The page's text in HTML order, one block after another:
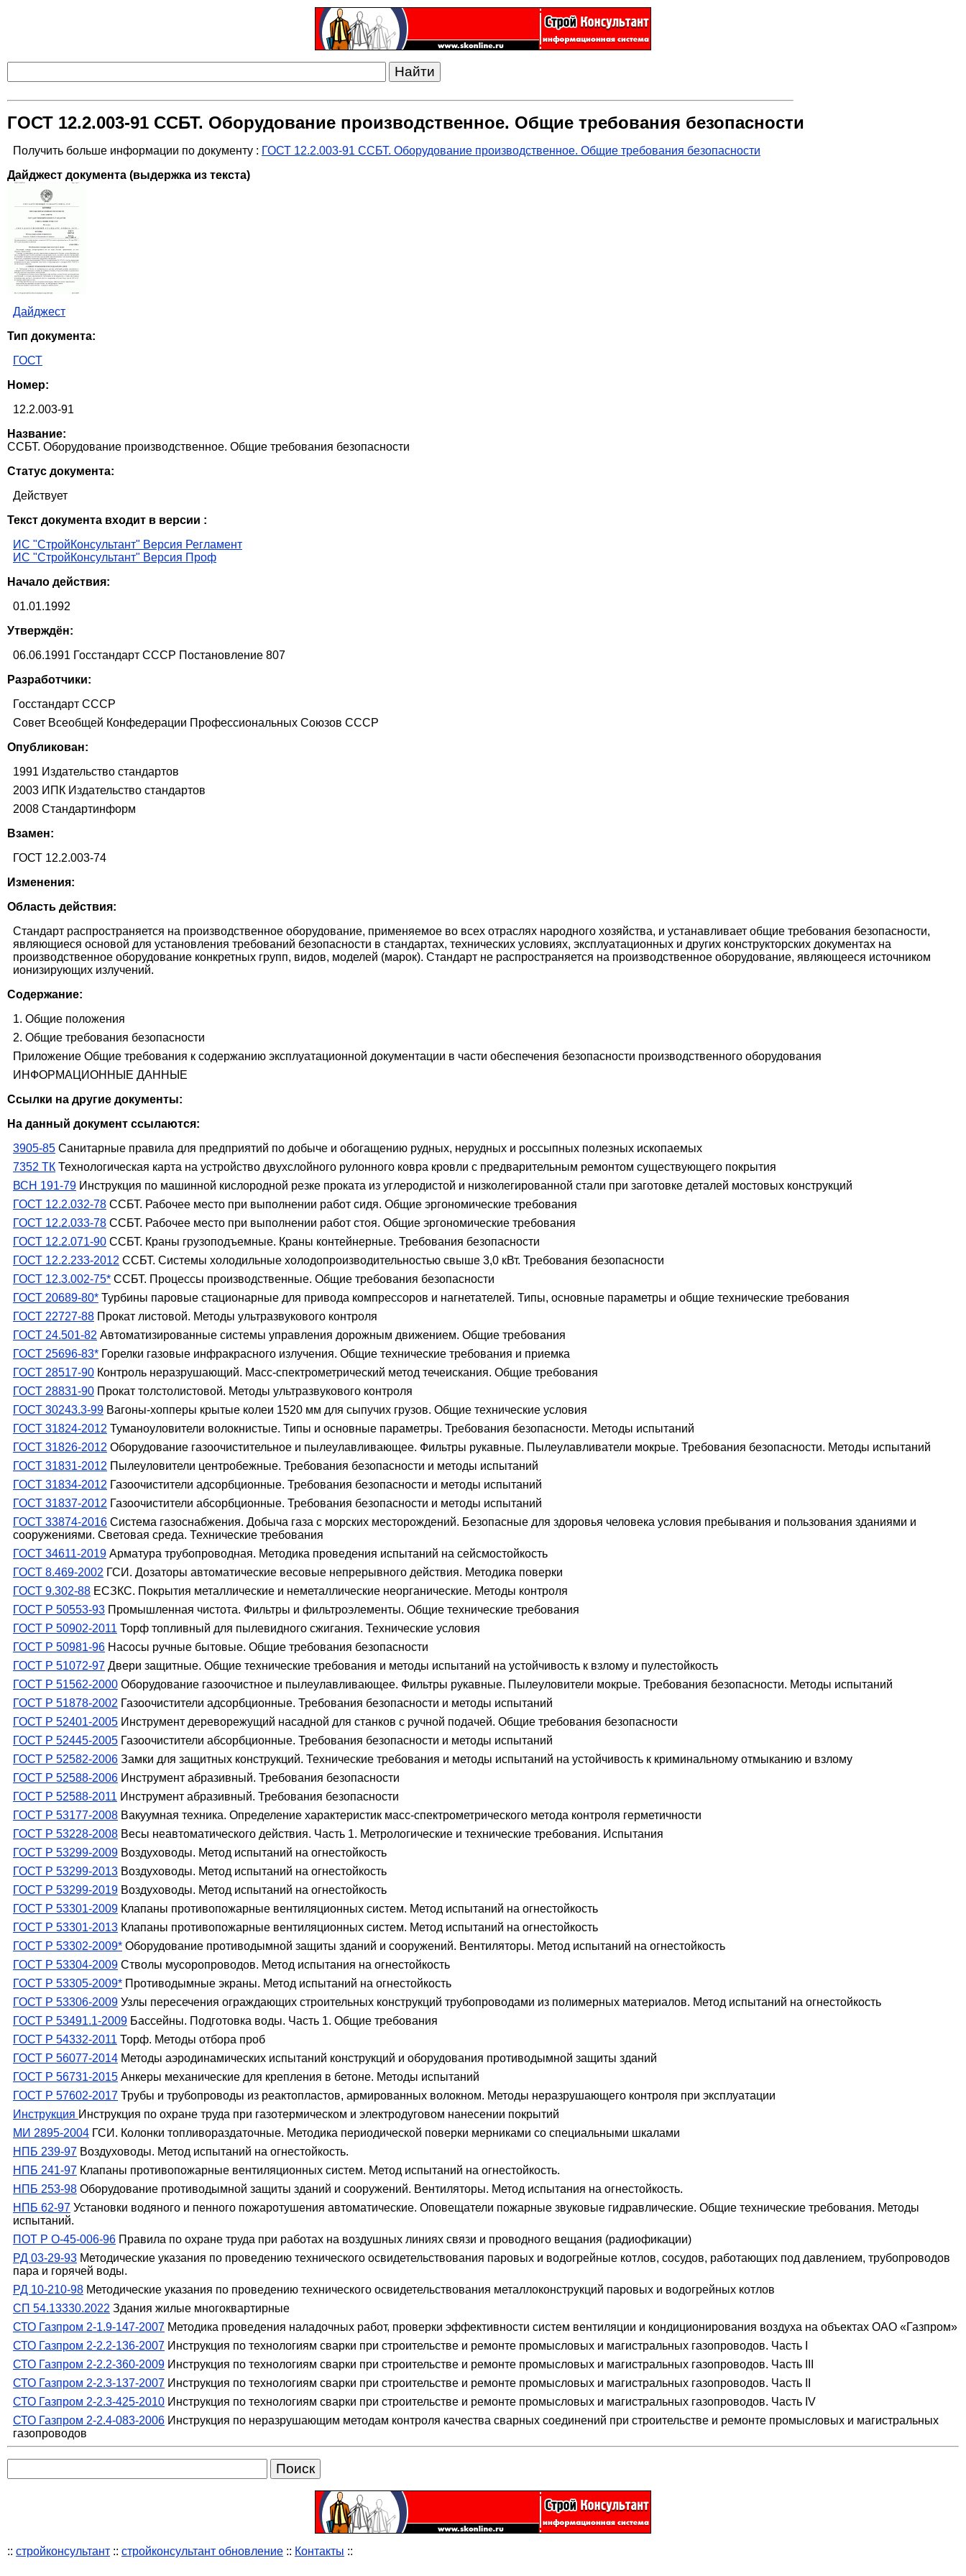
ГОСТ 12.2.003-91 ССБТ. Оборудование производственное. Общие требования безопасности
Получить больше информации по документу : ГОСТ 12.2.003-91 ССБТ. Оборудование производственное. Общие требования безопасности
Дайджест документа (выдержка из текста)
Дайджест
Тип документа:
ГОСТ
Номер:
12.2.003-91
Название:
ССБТ. Оборудование производственное. Общие требования безопасности
Статус документа:
Действует
Текст документа входит в версии :
ИС "СтройКонсультант" Версия Регламент
ИС "СтройКонсультант" Версия Проф
Начало действия:
01.01.1992
Утверждён:
06.06.1991 Госстандарт СССР Постановление 807
Разработчики:
Госстандарт СССР
Совет Всеобщей Конфедерации Профессиональных Союзов СССР
Опубликован:
1991 Издательство стандартов
2003 ИПК Издательство стандартов
2008 Стандартинформ
Взамен:
ГОСТ 12.2.003-74
Изменения:
Область действия:
Стандарт распространяется на производственное оборудование, применяемое во всех отраслях народного хозяйства, и устанавливает общие требования безопасности,
являющиеся основой для установления требований безопасности в стандартах, технических условиях, эксплуатационных и других конструкторских документах на
производственное оборудование конкретных групп, видов, моделей (марок). Стандарт не распространяется на производственное оборудование, являющееся источником
ионизирующих излучений.
Содержание:
1. Общие положения
2. Общие требования безопасности
Приложение Общие требования к содержанию эксплуатационной документации в части обеспечения безопасности производственного оборудования
ИНФОРМАЦИОННЫЕ ДАННЫЕ
Ссылки на другие документы:
На данный документ ссылаются:
3905-85 Санитарные правила для предприятий по добыче и обогащению рудных, нерудных и россыпных полезных ископаемых
7352 ТК Технологическая карта на устройство двухслойного рулонного ковра кровли с предварительным ремонтом существующего покрытия
ВСН 191-79 Инструкция по машинной кислородной резке проката из углеродистой и низколегированной стали при заготовке деталей мостовых конструкций
ГОСТ 12.2.032-78 ССБТ. Рабочее место при выполнении работ сидя. Общие эргономические требования
ГОСТ 12.2.033-78 ССБТ. Рабочее место при выполнении работ стоя. Общие эргономические требования
ГОСТ 12.2.071-90 ССБТ. Краны грузоподъемные. Краны контейнерные. Требования безопасности
ГОСТ 12.2.233-2012 ССБТ. Системы холодильные холодопроизводительностью свыше 3,0 кВт. Требования безопасности
ГОСТ 12.3.002-75* ССБТ. Процессы производственные. Общие требования безопасности
ГОСТ 20689-80* Турбины паровые стационарные для привода компрессоров и нагнетателей. Типы, основные параметры и общие технические требования
ГОСТ 22727-88 Прокат листовой. Методы ультразвукового контроля
ГОСТ 24.501-82 Автоматизированные системы управления дорожным движением. Общие требования
ГОСТ 25696-83* Горелки газовые инфракрасного излучения. Общие технические требования и приемка
ГОСТ 28517-90 Контроль неразрушающий. Масс-спектрометрический метод течеискания. Общие требования
ГОСТ 28831-90 Прокат толстолистовой. Методы ультразвукового контроля
ГОСТ 30243.3-99 Вагоны-хопперы крытые колеи 1520 мм для сыпучих грузов. Общие технические условия
ГОСТ 31824-2012 Туманоуловители волокнистые. Типы и основные параметры. Требования безопасности. Методы испытаний
ГОСТ 31826-2012 Оборудование газоочистительное и пылеулавливающее. Фильтры рукавные. Пылеулавливатели мокрые. Требования безопасности. Методы испытаний
ГОСТ 31831-2012 Пылеуловители центробежные. Требования безопасности и методы испытаний
ГОСТ 31834-2012 Газоочистители адсорбционные. Требования безопасности и методы испытаний
ГОСТ 31837-2012 Газоочистители абсорбционные. Требования безопасности и методы испытаний
ГОСТ 33874-2016 Система газоснабжения. Добыча газа с морских месторождений. Безопасные для здоровья человека условия пребывания и пользования зданиями и
сооружениями. Световая среда. Технические требования
ГОСТ 34611-2019 Арматура трубопроводная. Методика проведения испытаний на сейсмостойкость
ГОСТ 8.469-2002 ГСИ. Дозаторы автоматические весовые непрерывного действия. Методика поверки
ГОСТ 9.302-88 ЕСЗКС. Покрытия металлические и неметаллические неорганические. Методы контроля
ГОСТ Р 50553-93 Промышленная чистота. Фильтры и фильтроэлементы. Общие технические требования
ГОСТ Р 50902-2011 Торф топливный для пылевидного сжигания. Технические условия
ГОСТ Р 50981-96 Насосы ручные бытовые. Общие требования безопасности
ГОСТ Р 51072-97 Двери защитные. Общие технические требования и методы испытаний на устойчивость к взлому и пулестойкость
ГОСТ Р 51562-2000 Оборудование газоочистное и пылеулавливающее. Фильтры рукавные. Пылеуловители мокрые. Требования безопасности. Методы испытаний
ГОСТ Р 51878-2002 Газоочистители адсорбционные. Требования безопасности и методы испытаний
ГОСТ Р 52401-2005 Инструмент дереворежущий насадной для станков с ручной подачей. Общие требования безопасности
ГОСТ Р 52445-2005 Газоочистители абсорбционные. Требования безопасности и методы испытаний
ГОСТ Р 52582-2006 Замки для защитных конструкций. Технические требования и методы испытаний на устойчивость к криминальному отмыканию и взлому
ГОСТ Р 52588-2006 Инструмент абразивный. Требования безопасности
ГОСТ Р 52588-2011 Инструмент абразивный. Требования безопасности
ГОСТ Р 53177-2008 Вакуумная техника. Определение характеристик масс-спектрометрического метода контроля герметичности
ГОСТ Р 53228-2008 Весы неавтоматического действия. Часть 1. Метрологические и технические требования. Испытания
ГОСТ Р 53299-2009 Воздуховоды. Метод испытаний на огнестойкость
ГОСТ Р 53299-2013 Воздуховоды. Метод испытаний на огнестойкость
ГОСТ Р 53299-2019 Воздуховоды. Метод испытаний на огнестойкость
ГОСТ Р 53301-2009 Клапаны противопожарные вентиляционных систем. Метод испытаний на огнестойкость
ГОСТ Р 53301-2013 Клапаны противопожарные вентиляционных систем. Метод испытаний на огнестойкость
ГОСТ Р 53302-2009* Оборудование противодымной защиты зданий и сооружений. Вентиляторы. Метод испытаний на огнестойкость
ГОСТ Р 53304-2009 Стволы мусоропроводов. Метод испытания на огнестойкость
ГОСТ Р 53305-2009* Противодымные экраны. Метод испытаний на огнестойкость
ГОСТ Р 53306-2009 Узлы пересечения ограждающих строительных конструкций трубопроводами из полимерных материалов. Метод испытаний на огнестойкость
ГОСТ Р 53491.1-2009 Бассейны. Подготовка воды. Часть 1. Общие требования
ГОСТ Р 54332-2011 Торф. Методы отбора проб
ГОСТ Р 56077-2014 Методы аэродинамических испытаний конструкций и оборудования противодымной защиты зданий
ГОСТ Р 56731-2015 Анкеры механические для крепления в бетоне. Методы испытаний
ГОСТ Р 57602-2017 Трубы и трубопроводы из реактопластов, армированных волокном. Методы неразрушающего контроля при эксплуатации
Инстpукция Инструкция по охране труда при газотермическом и электродуговом нанесении покрытий
МИ 2895-2004 ГСИ. Колонки топливораздаточные. Методика периодической поверки мерниками со специальными шкалами
НПБ 239-97 Воздуховоды. Метод испытаний на огнестойкость.
НПБ 241-97 Клапаны противопожарные вентиляционных систем. Метод испытаний на огнестойкость.
НПБ 253-98 Оборудование противодымной защиты зданий и сооружений. Вентиляторы. Метод испытания на огнестойкость.
НПБ 62-97 Установки водяного и пенного пожаротушения автоматические. Оповещатели пожарные звуковые гидравлические. Общие технические требования. Методы
испытаний.
ПОТ Р О-45-006-96 Правила по охране труда при работах на воздушных линиях связи и проводного вещания (радиофикации)
РД 03-29-93 Методические указания по проведению технического освидетельствования паровых и водогрейные котлов, сосудов, работающих под давлением, трубопроводов
пара и горячей воды.
РД 10-210-98 Методические указания по проведению технического освидетельствования металлоконструкций паровых и водогрейных котлов
СП 54.13330.2022 Здания жилые многоквартирные
СТО Газпром 2-1.9-147-2007 Методика проведения наладочных работ, проверки эффективности систем вентиляции и кондиционирования воздуха на объектах ОАО «Газпром»
СТО Газпром 2-2.2-136-2007 Инструкция по технологиям сварки при строительстве и ремонте промысловых и магистральных газопроводов. Часть I
СТО Газпром 2-2.2-360-2009 Инструкция по технологиям сварки при строительстве и ремонте промысловых и магистральных газопроводов. Часть III
СТО Газпром 2-2.3-137-2007 Инструкция по технологиям сварки при строительстве и ремонте промысловых и магистральных газопроводов. Часть II
СТО Газпром 2-2.3-425-2010 Инструкция по технологиям сварки при строительстве и ремонте промысловых и магистральных газопроводов. Часть IV
СТО Газпром 2-2.4-083-2006 Инструкция по неразрушающим методам контроля качества сварных соединений при строительстве и ремонте промысловых и магистральных
газопроводов
:: стройконсультант :: стройконсультант обновление :: Контакты ::